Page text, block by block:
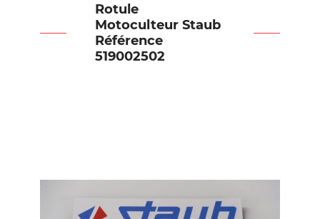
Rotule
Motoculteur Staub
Référence
519002502